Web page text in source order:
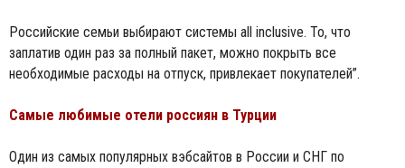
Российские семьи выбирают системы all inclusive. То, что
заплатив один раз за полный пакет, можно покрыть все
необходимые расходы на отпуск, привлекает покупателей”.
Самые любимые отели россиян в Турции
Один из самых популярных вэбсайтов в России и СНГ по